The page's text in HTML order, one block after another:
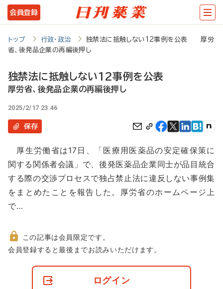
メ
イ
テ
ツ
に
動
会員登録
トップ 行政・政治
独禁法に抵触しない12事例を公表 厚労
省、後発品企業の再編後押し
独禁法に抵触しない12事例を公表
厚労省、後発品企業の再編後押し
2025/2/17 23:46
保存
厚生労働省は17日、「医療用医薬品の安定確保策に
関する関係者会議」で、後発医薬品企業同士が品目統合
する際の交渉プロセスで独占禁止法に違反しない事例集
をまとめたことを報告した。厚労省のホームページ上
で…
非
この記事は会員限定です。
会員登録すると最後までお読みいただけます。
ログイン